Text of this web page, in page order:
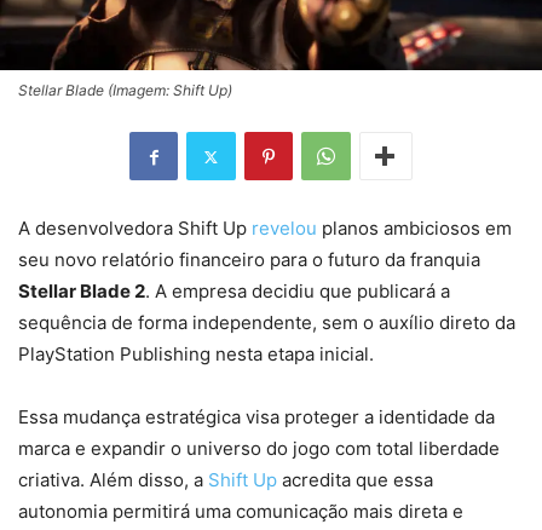
Stellar Blade (Imagem: Shift Up)
A desenvolvedora Shift Up revelou planos ambiciosos em
seu novo relatório financeiro para o futuro da franquia
Stellar Blade 2. A empresa decidiu que publicará a
sequência de forma independente, sem o auxílio direto da
PlayStation Publishing nesta etapa inicial.
Essa mudança estratégica visa proteger a identidade da
marca e expandir o universo do jogo com total liberdade
criativa. Além disso, a Shift Up acredita que essa
autonomia permitirá uma comunicação mais direta e